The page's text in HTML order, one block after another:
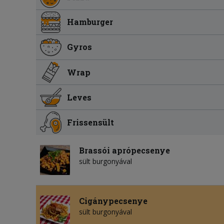
Hamburger
Gyros
Wrap
Leves
Frissensült
Brassói aprópecsenye
sült burgonyával
Cigánypecsenye
sült burgonyával